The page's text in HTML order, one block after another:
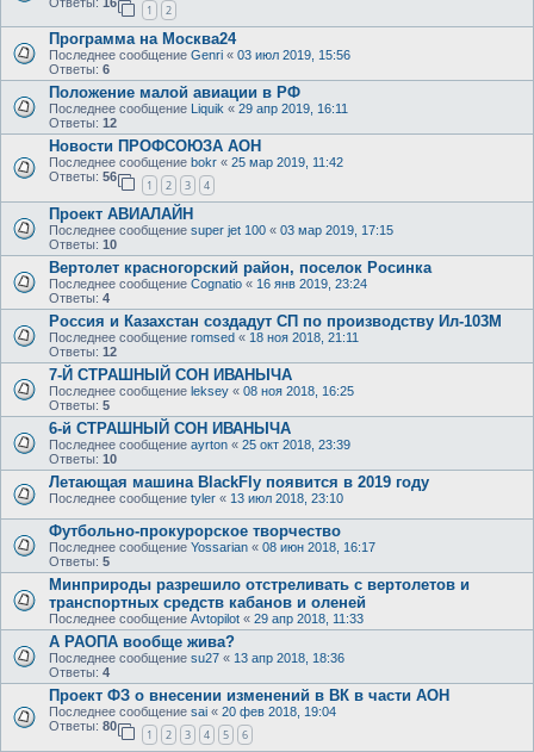
1 2
Программа на Москва24
Последнее сообщение Genri « 03 июл 2019, 15:56
Ответы: 6
Положение малой авиации в РФ
Последнее сообщение Liquik « 29 апр 2019, 16:11
Ответы: 12
Новости ПРОФСОЮЗА АОН
Последнее сообщение bokr « 25 мар 2019, 11:42
Ответы: 56
1 2 3 4
Проект АВИАЛАЙН
Последнее сообщение super jet 100 « 03 мар 2019, 17:15
Ответы: 10
Вертолет красногорский район, поселок Росинка
Последнее сообщение Cognatio « 16 янв 2019, 23:24
Ответы: 4
Россия и Казахстан создадут СП по производству Ил-103М
Последнее сообщение romsed « 18 ноя 2018, 21:11
Ответы: 12
7-Й СТРАШНЫЙ СОН ИВАНЫЧА
Последнее сообщение leksey « 08 ноя 2018, 16:25
Ответы: 5
6-й СТРАШНЫЙ СОН ИВАНЫЧА
Последнее сообщение ayrton « 25 окт 2018, 23:39
Ответы: 10
Летающая машина BlackFly появится в 2019 году
Последнее сообщение tyler « 13 июл 2018, 23:10
Футбольно-прокурорское творчество
Последнее сообщение Yossarian « 08 июн 2018, 16:17
Ответы: 5
Минприроды разрешило отстреливать с вертолетов и
транспортных средств кабанов и оленей
Последнее сообщение Avtopilot « 29 апр 2018, 11:33
А РАОПА вообще жива?
Последнее сообщение su27 « 13 апр 2018, 18:36
Ответы: 4
Проект ФЗ о внесении изменений в ВК в части АОН
Последнее сообщение sai « 20 фев 2018, 19:04
Ответы: 80
1 2 3 4 5 6